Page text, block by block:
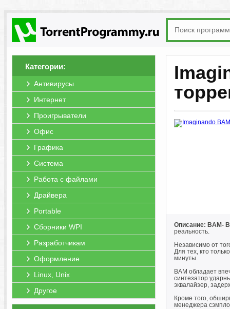
Категории:
Антивирусы
Интернет
Проигрыватели
Офис
Графика
Система
Работа с файлами
Драйвера
Portable
Сборники WPI
Разработчикам
Оформление
Linux, Unix
Другое
Описание: BAM-
реальность.
Независимо от
Для тех, кто
минуты.
BAM обладает
синтезатор
эквалайзер,
Кроме того,
менеджера